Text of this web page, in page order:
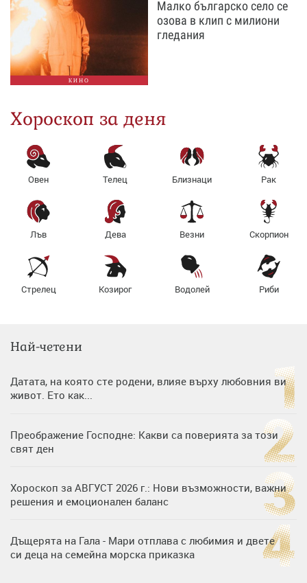
КИНО
Малко българско село се
озова в клип с милиони
гледания
Хороскоп за деня
Овен Телец Близнаци Рак
Лъв Дева Везни Скорпион
Стрелец Козирог Водолей Риби
Най-четени
Датата, на която сте родени, влияе върху любовния ви
живот. Ето как...
Преображение Господне: Какви са поверията за този
свят ден
Хороскоп за АВГУСТ 2026 г.: Нови възможности, важни
решения и емоционален баланс
Дъщерята на Гала - Мари отплава с любимия и двете
си деца на семейна морска приказка